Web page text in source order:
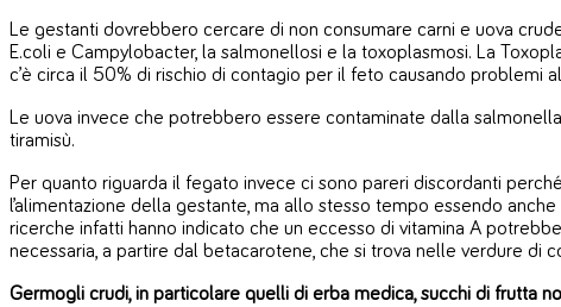
Le gestanti dovrebbero cercare di non consumare carni e uova
E.coli e Campylobacter, la salmonellosi e la toxoplasmosi. La
c’è circa il 50% di rischio di contagio per il feto causando problemi
Le uova invece che potrebbero essere contaminate dalla
tiramisù.
Per quanto riguarda il fegato invece ci sono pareri discordanti
l’alimentazione della gestante, ma allo stesso tempo essendo
ricerche infatti hanno indicato che un eccesso di vitamina A
necessaria, a partire dal betacarotene, che si trova nelle verdure di
Germogli crudi, in particolare quelli di erba medica, succhi di frutta